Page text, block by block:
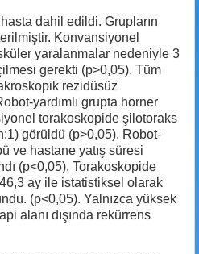
dahil edildi. Grupların
Konvansiyonel
yaralanmalar nedeniyle 3
gerekti (p>0,05). Tüm
rezidüsüz
yardımlı grupta horner
torakoskopide şilotoraks
görüldü (p>0,05). Robot-
ve hastane yatış süresi
(p<0,05). Torakoskopide
ay ile istatistiksel olarak
(p<0,05). Yalnızca yüksek
alanı dışında rekürrens